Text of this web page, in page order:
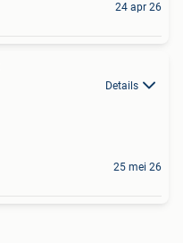
24 apr 26
Details
25 mei 26